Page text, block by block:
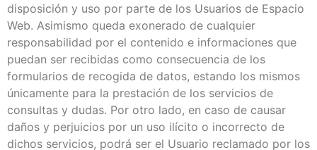
disposición y uso por parte de los Usuarios de Espacio
Web. Asimismo queda exonerado de cualquier
responsabilidad por el contenido e informaciones que
puedan ser recibidas como consecuencia de los
formularios de recogida de datos, estando los mismos
únicamente para la prestación de los servicios de
consultas y dudas. Por otro lado, en caso de causar
daños y perjuicios por un uso ilícito o incorrecto de
dichos servicios, podrá ser el Usuario reclamado por los